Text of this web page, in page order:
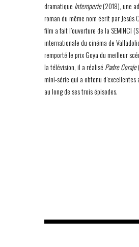
dramatique Intemperie(2018), une
roman du même nom écrit par Jesús
film a fait l’ouverture de la SEMINCI
internationale du cinéma de
remporté le prix Goya du meilleur
la télévision, il a réalisé Padre Coraje
mini-série qui a obtenu
au long de ses trois épisodes.